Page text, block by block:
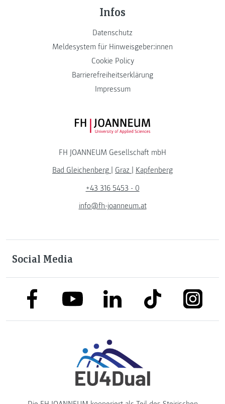
Infos
Datenschutz
Meldesystem für Hinweisgeber:innen
Cookie Policy
Barrierefreiheitserklärung
Impressum
FH JOANNEUM Logo
FH JOANNEUM Gesellschaft mbH
Bad Gleichenberg
Graz
Kapfenberg
+43 316 5453 - 0
info@fh-joanneum.at
Social Media
link to facebooklink to youtubelink to linkedinlink to tiktok